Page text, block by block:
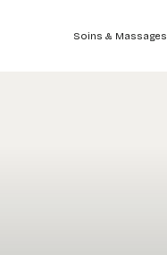
Soins & Massages